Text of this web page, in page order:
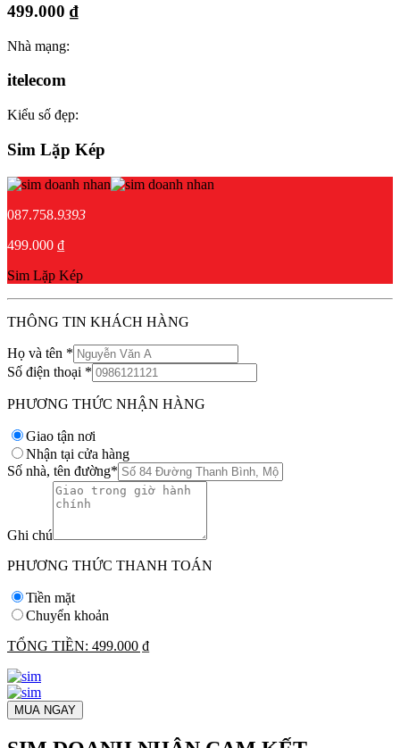
499.000 ₫
Nhà mạng:
itelecom
Kiểu số đẹp:
Sim Lặp Kép
087.758.9393
499.000 ₫
Sim Lặp Kép
THÔNG TIN KHÁCH HÀNG
Họ và tên *
Số điện thoại *
PHƯƠNG THỨC NHẬN HÀNG
Giao tận nơi
Nhận tại cửa hàng
Số nhà, tên đường*
Ghi chú
PHƯƠNG THỨC THANH TOÁN
Tiền mặt
Chuyển khoản
TỔNG TIỀN: 499.000 ₫
MUA NGAY